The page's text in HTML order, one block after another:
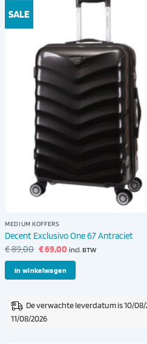
SALE
MEDIUM KOFFERS
Decent Exclusivo One 67 Antraciet
€89,00 Oorspronkelijke
was:
€ 89,00.
€69,00Huidige
€ 69,00.
incl. BTW
In winkelwagen
De verwachte leverdatum is 10/
11/08/2026